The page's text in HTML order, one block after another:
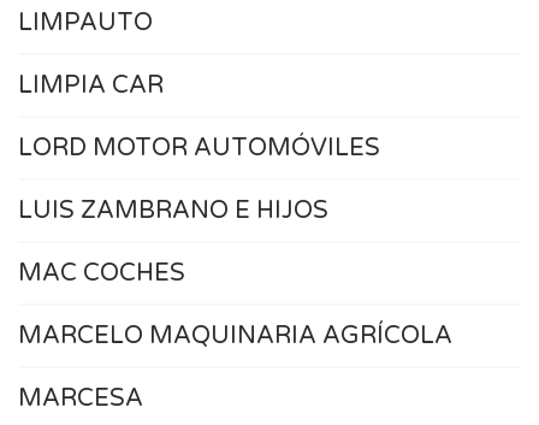
LIMPAUTO
LIMPIA CAR
LORD MOTOR AUTOMÓVILES
LUIS ZAMBRANO E HIJOS
MAC COCHES
MARCELO MAQUINARIA AGRÍCOLA
MARCESA